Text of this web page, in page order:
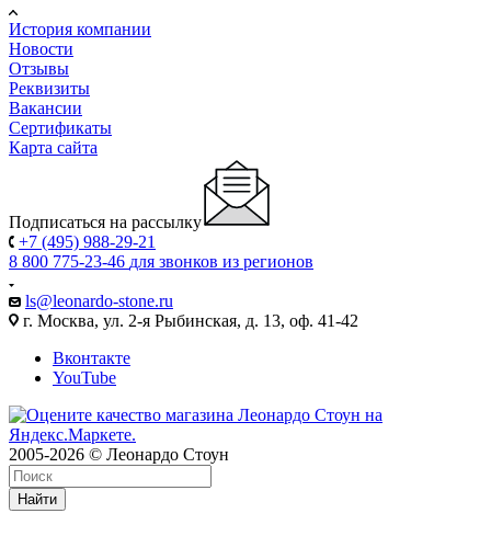
История компании
Новости
Отзывы
Реквизиты
Вакансии
Сертификаты
Карта сайта
Подписаться на рассылку
+7 (495) 988-29-21
8 800 775-23-46 для звонков из регионов
ls@leonardo-stone.ru
г. Москва, ул. 2-я Рыбинская, д. 13, оф. 41-42
Вконтакте
YouTube
2005-2026 © Леонардо Стоун
Найти